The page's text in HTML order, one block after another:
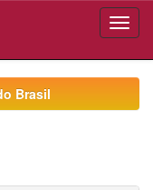
Brasil